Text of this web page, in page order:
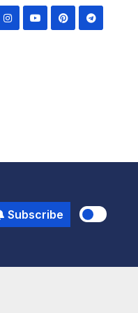
Subscribe